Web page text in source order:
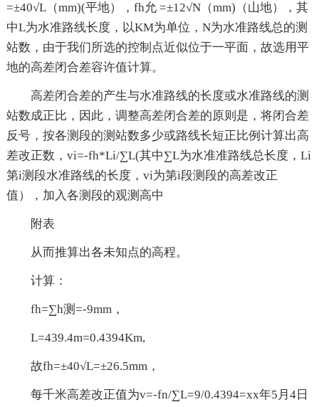
=±40√L（mm)(平地），fh允 =±12√N（mm)（山地），其
中L为水准路线长度，以KM为单位，N为水准路线总的测
站数，由于我们所选的控制点近似位于一平面，故选用平
地的高差闭合差容许值计算。
高差闭合差的产生与水准路线的长度或水准路线的测
站数成正比，因此，调整高差闭合差的原则是，将闭合差
反号，按各测段的测站数多少或路线长短正比例计算出高
差改正数，vi=-fh*Li/∑L(其中∑L为水准准路线总长度，Li
第i测段水准路线的长度，vi为第i段测段的高差改正
值），加入各测段的观测高中
附表
从而推算出各未知点的高程。
计算：
fh=∑h测=-9mm，
L=439.4m=0.4394Km,
故fh=±40√L=±26.5mm，
每千米高差改正值为v=-fn/∑L=9/0.4394=xx年5月4日